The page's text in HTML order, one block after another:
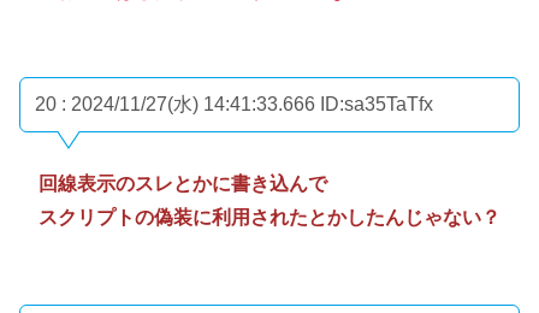
20 : 2024/11/27(水) 14:41:33.666 ID:sa35TaTfx
回線表示のスレとかに書き込んで
スクリプトの偽装に利用されたとかしたんじゃない？